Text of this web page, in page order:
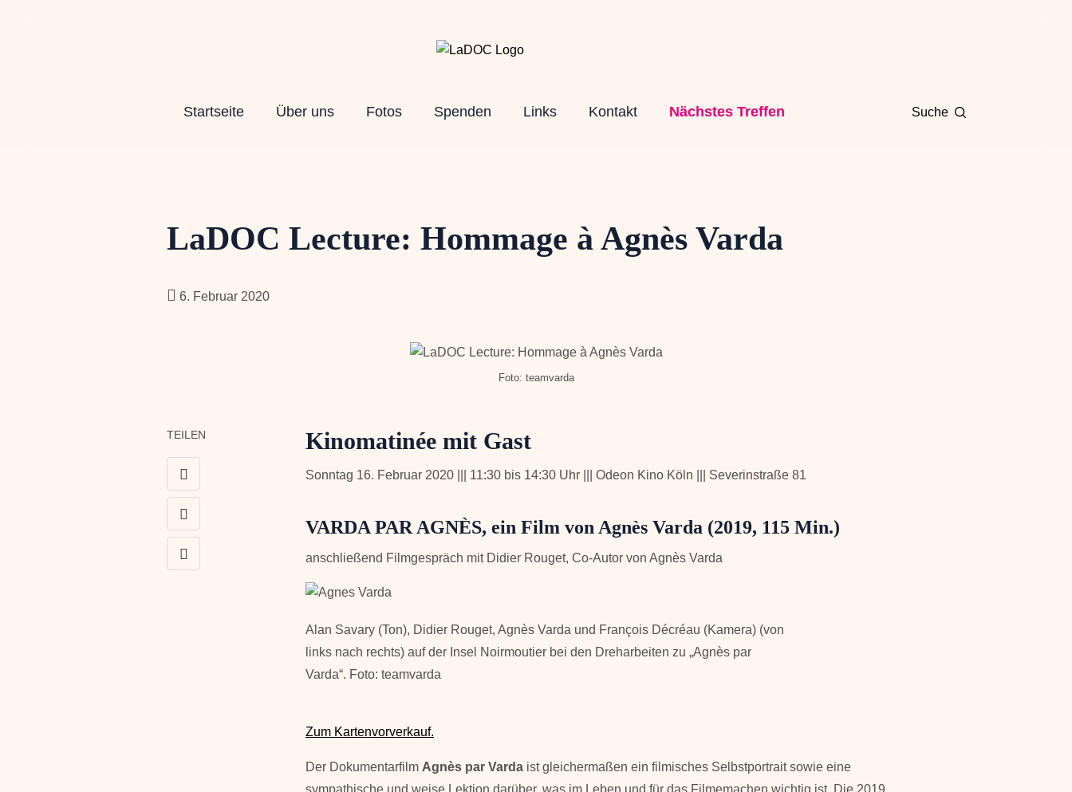
Startseite Über uns Fotos Spenden Links Kontakt Nächstes Treffen Suche
LaDOC Lecture: Hommage à Agnès Varda
6. Februar 2020
Foto: teamvarda
TEILEN Kinomatinée mit Gast
Sonntag 16. Februar 2020 ||| 11:30 bis 14:30 Uhr ||| Odeon Kino Köln ||| Severinstraße 81
VARDA PAR AGNÈS, ein Film von Agnès Varda (2019, 115 Min.)
anschließend Filmgespräch mit Didier Rouget, Co-Autor von Agnès Varda
Alan Savary (Ton), Didier Rouget, Agnès Varda und François Décréau (Kamera) (von
links nach rechts) auf der Insel Noirmoutier bei den Dreharbeiten zu „Agnès par
Varda“. Foto: teamvarda
Zum Kartenvorverkauf.
Der Dokumentarfilm Agnès par Varda ist gleichermaßen ein filmisches Selbstportrait sowie eine
sympathische und weise Lektion darüber, was im Leben und für das Filmemachen wichtig ist. Die 2019